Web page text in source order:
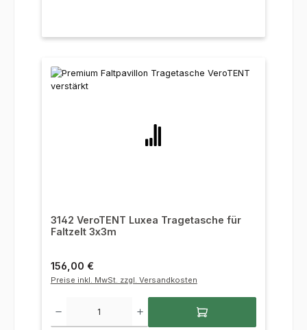
3142 VeroTENT Luxea Tragetasche für
Faltzelt 3x3m
Regulärer Preis:
156,00 €
Preise inkl. MwSt. zzgl. Versandkosten